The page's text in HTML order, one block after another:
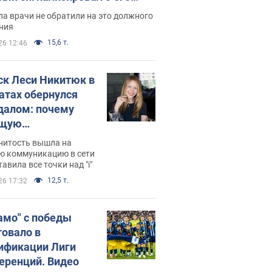
раке
врачи не обратили на это должного
12:46 15,6 т.
Леси Никитюк в
обернулся
почему
вышла на
коммуникацию в сети
все точки над "i"
17:32 12,5 т.
с победы
в
Лиги
Видео